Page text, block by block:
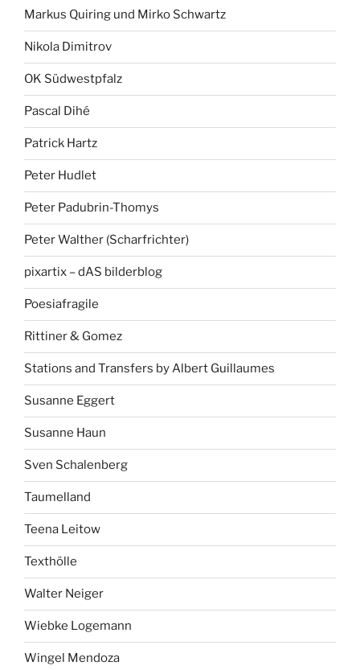
Markus Quiring und Mirko Schwartz
Nikola Dimitrov
OK Südwestpfalz
Pascal Dihé
Patrick Hartz
Peter Hudlet
Peter Padubrin-Thomys
Peter Walther (Scharfrichter)
pixartix – dAS bilderblog
Poesiafragile
Rittiner & Gomez
Stations and Transfers by Albert Guillaumes
Susanne Eggert
Susanne Haun
Sven Schalenberg
Taumelland
Teena Leitow
Texthölle
Walter Neiger
Wiebke Logemann
Wingel Mendoza